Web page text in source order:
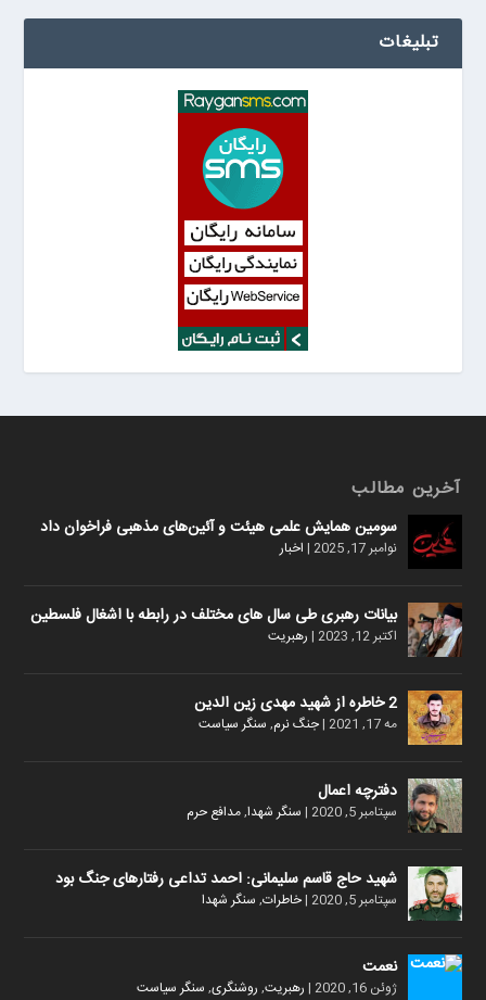
تبلیغات
آخرین مطالب
سومین همایش علمی هیئت و آئین‌های مذهبی فراخوان داد
نوامبر 17, 2025 | اخبار
بیانات رهبری طی سال های مختلف در رابطه با اشغال فلسطین
اکتبر 12, 2023 | رهبریت
2 خاطره از شهید مهدی زین الدین
مه 17, 2021 |جنگ نرم, سنگر سیاست
دفترچه اعمال
سپتامبر 5, 2020 | سنگر شهدا,مدافع حرم
شهید حاج قاسم سلیمانی: احمد تداعی رفتارهای جنگ بود
سپتامبر 5, 2020 |خاطرات, سنگر شهدا
نعمت
ژوئن 16, 2020 | رهبریت, روشنگری, سنگر سیاست